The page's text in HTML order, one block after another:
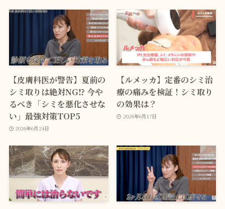
【皮膚科医が警告】夏前の
シミ取りは絶対NG⁉ 今や
るべき「シミを悪化させな
い」最強対策TOP5
2026年6月24日
【ルメッカ】定番のシミ治
療の痛みを検証！シミ取り
の効果は？
2026年6月17日